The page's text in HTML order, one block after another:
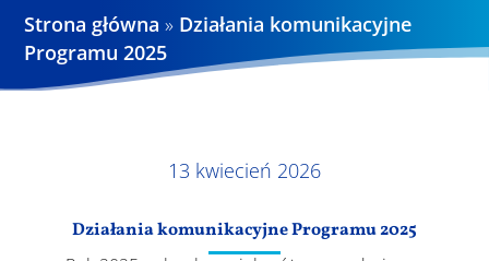
Aktualności
Strona główna » Działania komunikacyjne
Programu 2025
13 kwiecień 2026
Działania komunikacyjne Programu 2025